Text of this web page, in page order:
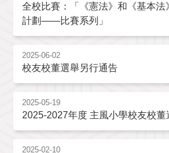
全校比賽：「《憲法》和《基本法
計劃——比賽系列」
2025-06-02
校友校董選舉另行通告
2025-05-19
2025-2027年度 主風小學校友校董
2025-02-10